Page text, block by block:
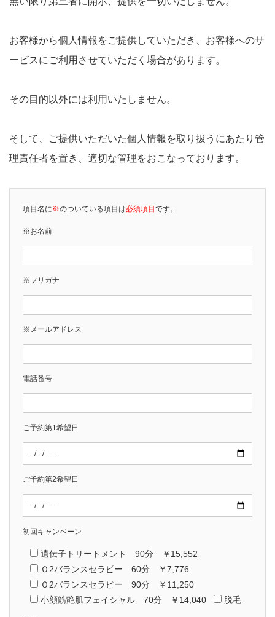
お客様から個人情報をご提供していただき、お客様へのサ
ービスにご利用させていただく場合があります。
その目的以外には利用いたしません。
そして、ご提供いただいた個人情報を取り扱うにあたり管
理責任者を置き、適切な管理をおこなっております。
項目名に※のついている項目は必須項目 です。
※お名前
※フリガナ
※メールアドレス
電話番号
ご予約第1希望日
ご予約第2希望日
初回キャンペーン
遺伝子トリートメント 90分 ￥15,552
Ｏ2バランスセラピー 60分 ￥7,776
Ｏ2バランスセラピー 90分 ￥11,250
小顔筋艶肌フェイシャル 70分 ￥14,040
脱毛